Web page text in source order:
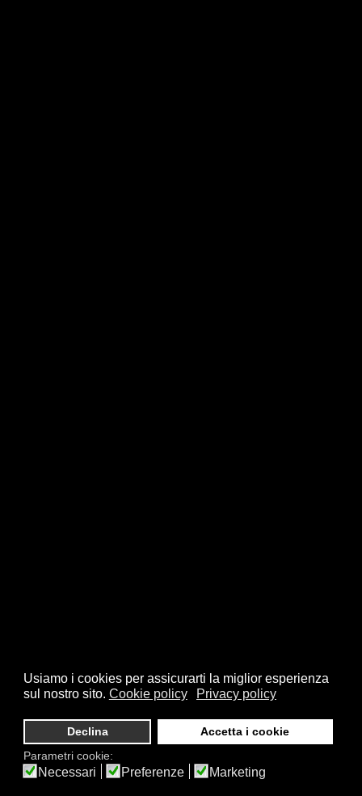
Usiamo i cookies per assicurarti la miglior esperienza
sul nostro sito. Cookie policy Privacy policy
Declina
Accetta i cookie
Parametri cookie:
Necessari Preferenze Marketing